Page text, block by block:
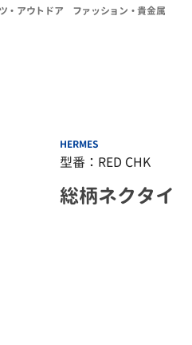
・アウトドア ファッション・貴金属
HERMES
型番：RED CHK
総柄ネクタイ